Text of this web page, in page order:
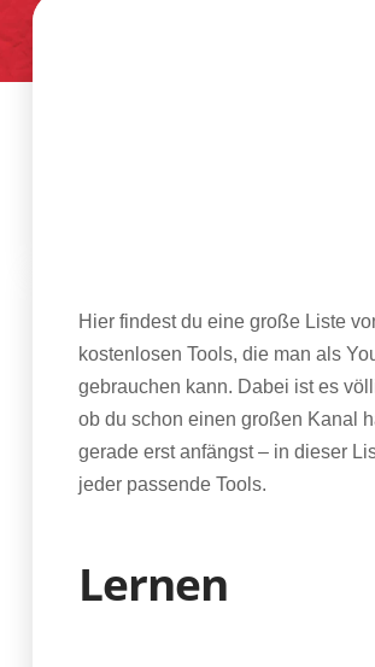
Hier findest du eine große Liste
kostenlosen Tools, die man als
gebrauchen kann. Dabei ist es
ob du schon einen großen Kanal
gerade erst anfängst – in dieser
jeder passende Tools.
Lernen